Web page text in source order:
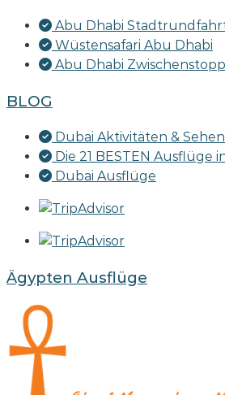
Abu Dhabi
Wüstensafari Abu Dhabi
Abu Dhabi
BLOG
Dubai Aktivitäten &
Die 21 BESTEN Ausflüge
Dubai Ausflüge
Ägypten Ausflüge